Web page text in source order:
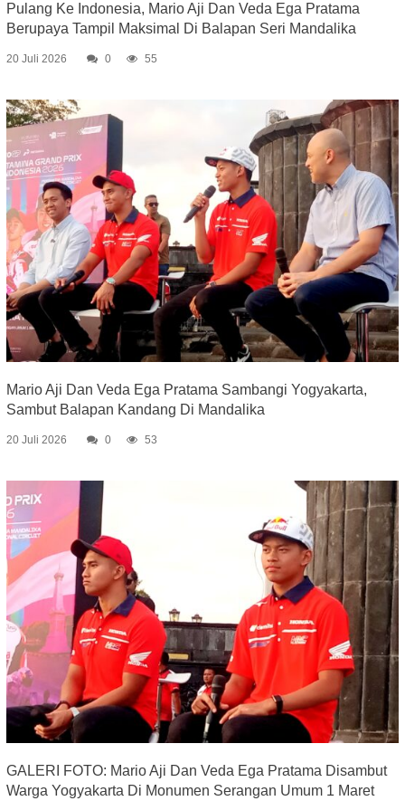
Pulang Ke Indonesia, Mario Aji Dan Veda Ega Pratama
Berupaya Tampil Maksimal Di Balapan Seri Mandalika
20 Juli 2026 0 55
Mario Aji Dan Veda Ega Pratama Sambangi Yogyakarta,
Sambut Balapan Kandang Di Mandalika
20 Juli 2026 0 53
GALERI FOTO: Mario Aji Dan Veda Ega Pratama Disambut
Warga Yogyakarta Di Monumen Serangan Umum 1 Maret